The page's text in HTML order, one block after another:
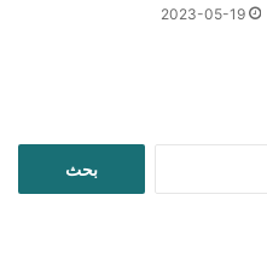
2023-05-19